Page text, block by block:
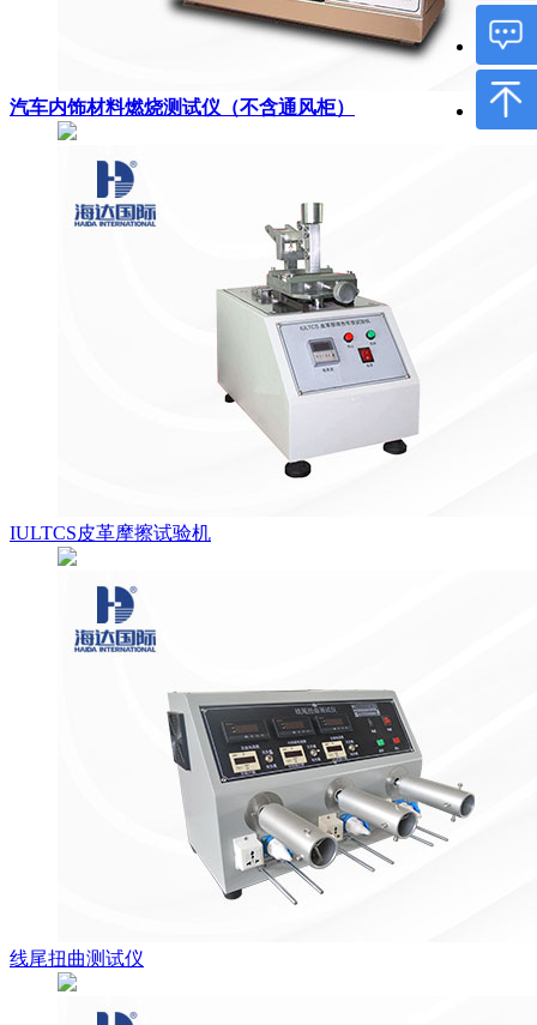
汽车内饰材料燃烧测试仪（不含通风柜）
IULTCS皮革摩擦试验机
线尾扭曲测试仪